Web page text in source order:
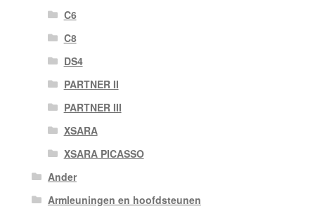
C6
C8
DS4
PARTNER II
PARTNER III
XSARA
XSARA PICASSO
Ander
Armleuningen en hoofdsteunen